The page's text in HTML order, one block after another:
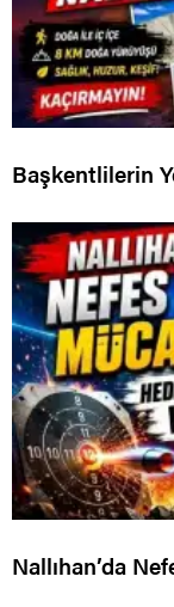
Başkentlilerin
Nallıhan’da